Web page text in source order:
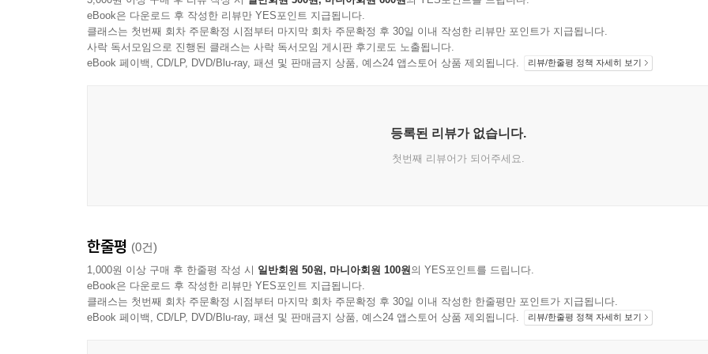
eBook은 다운로드 후 작성한 리뷰만 YES포인트 지급됩니다.
클래스는 첫번째 회차 주문확정 시점부터 마지막 회차 주문확정 후 30일 이내 작성한 리뷰만 포인트가 지급됩니다.
사락 독서모임으로 진행된 클래스는 사락 독서모임 게시판 후기로도 노출됩니다.
eBook 페이백, CD/LP, DVD/Blu-ray, 패션 및 판매금지 상품, 예스24 앱스토어 상품 제외됩니다.
리뷰/한줄평 정책 자세히 보기
등록된 리뷰가 없습니다.
첫번째 리뷰어가 되어주세요.
한줄평 (0건)
1,000원 이상 구매 후 한줄평 작성 시 일반회원 50원, 마니아회원 100원의 YES포인트를 드립니다.
eBook은 다운로드 후 작성한 리뷰만 YES포인트 지급됩니다.
클래스는 첫번째 회차 주문확정 시점부터 마지막 회차 주문확정 후 30일 이내 작성한 한줄평만 포인트가 지급됩니다.
eBook 페이백, CD/LP, DVD/Blu-ray, 패션 및 판매금지 상품, 예스24 앱스토어 상품 제외됩니다.
리뷰/한줄평 정책 자세히 보기